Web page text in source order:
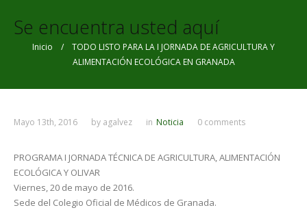
Se encuentra usted aquí
Inicio / TODO LISTO PARA LA I JORNADA DE AGRICULTURA Y
ALIMENTACIÓN ECOLÓGICA EN GRANADA
Mayo 13th, 2016 by agalvez in Noticia 0 comments
PROGRAMA I JORNADA TÉCNICA DE AGRICULTURA, ALIMENTACIÓN
ECOLÓGICA Y OLIVAR
Viernes, 20 de mayo de 2016.
Sede del Colegio Oficial de Médicos de Granada.